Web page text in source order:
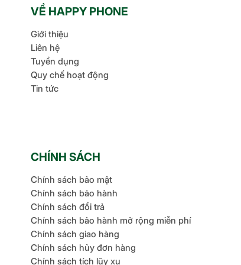
VỀ HAPPY PHONE
Giới thiệu
Liên hệ
Tuyển dụng
Quy chế hoạt động
Tin tức
CHÍNH SÁCH
Chính sách bảo mật
Chính sách bảo hành
Chính sách đổi trả
Chính sách bảo hành mở rộng miễn phí
Chính sách giao hàng
Chính sách hủy đơn hàng
Chính sách tích lũy xu